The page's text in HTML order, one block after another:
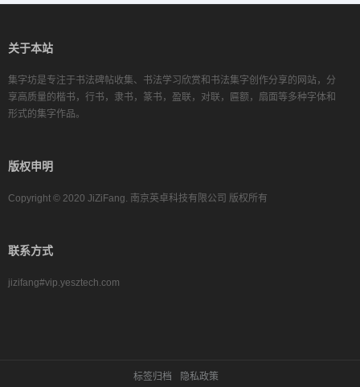
关于本站
集字坊是专注于书法碑帖收集、书法学习欣赏和书法集字创作分享的网站，分
享高质量的楷书，行书，隶书，篆书，盈联，对联，匾额，扇面等多种字体和
形式的集字作品。
版权申明
Copyright © 2020 JiZiFang. 南京英卓科技有限公司 版权所有
联系方式
jizifang#vip.yesztech.com
标签归档 隐私政策